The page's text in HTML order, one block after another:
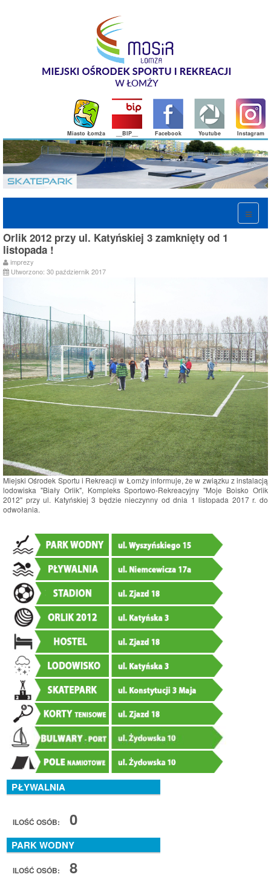
Instagram
Youtube
Facebook
__BIP__
Miasto Łomża
Orlik 2012 przy ul. Katyńskiej 3 zamknięty od 1
listopada !
imprezy
Utworzono: 30 październik 2017
Miejski Ośrodek Sportu i Rekreacji w Łomży informuje, że w związku z instalacją
lodowiska "Biały Orlik", Kompleks Sportowo-Rekreacyjny "Moje Boisko Orlik
2012" przy ul. Katyńskiej 3 będzie nieczynny od dnia 1 listopada 2017 r. do
odwołania.
PŁYWALNIA
ILOŚĆ OSÓB: 0
PARK WODNY
ILOŚĆ OSÓB: 8